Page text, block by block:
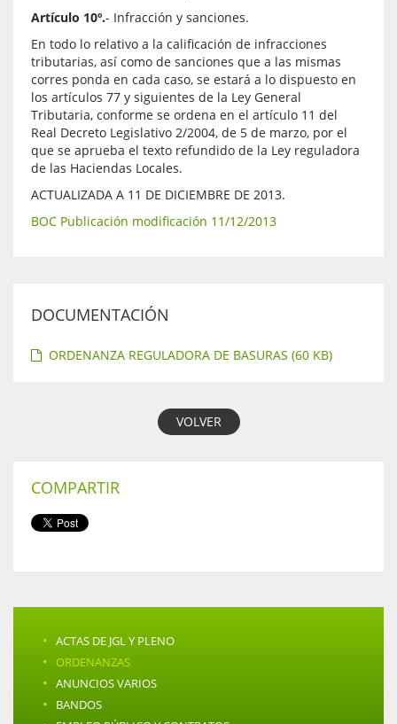
Artículo 10º.- Infracción y sanciones.
En todo lo relativo a la calificación de infracciones
tributarias, así como de sanciones que a las mismas
corres ponda en cada caso, se estará a lo dispuesto en
los artículos 77 y siguientes de la Ley General
Tributaria, conforme se ordena en el artículo 11 del
Real Decreto Legislativo 2/2004, de 5 de marzo, por el
que se aprueba el texto refundido de la Ley reguladora
de las Haciendas Locales.
ACTUALIZADA A 11 DE DICIEMBRE DE 2013.
BOC Publicación modificación 11/12/2013
DOCUMENTACIÓN
ORDENANZA REGULADORA DE BASURAS (60 KB)
VOLVER
COMPARTIR
· ACTAS DE JGL Y PLENO
· ORDENANZAS
· ANUNCIOS VARIOS
· BANDOS